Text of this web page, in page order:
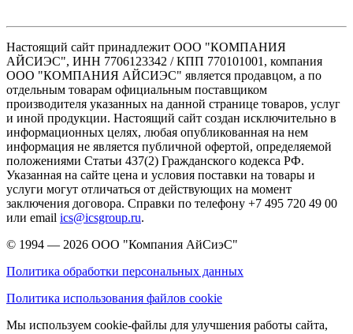
Настоящий сайт принадлежит ООО "КОМПАНИЯ
АЙСИЭС", ИНН 7706123342 / КПП 770101001, компания
ООО "КОМПАНИЯ АЙСИЭС" является продавцом, а по
отдельным товарам официальным поставщиком
производителя указанных на данной странице товаров, услуг
и иной продукции. Настоящий сайт создан исключительно в
информационных целях, любая опубликованная на нем
информация не является публичной офертой, определяемой
положениями Статьи 437(2) Гражданского кодекса РФ.
Указанная на сайте цена и условия поставки на товары и
услуги могут отличаться от действующих на момент
заключения договора. Справки по телефону +7 495 720 49 00
или email ics@icsgroup.ru.
© 1994 — 2026 ООО "Компания АйСиэС"
Политика обработки персональных данных
Политика использования файлов cookie
Мы используем cookie-файлы для улучшения работы сайта,